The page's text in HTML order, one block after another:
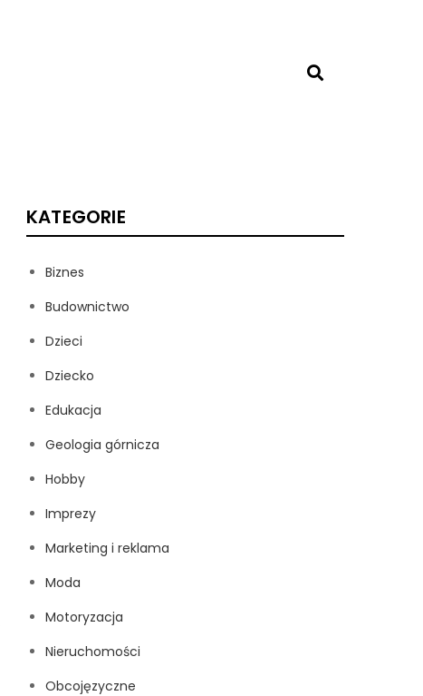
KATEGORIE
Biznes
Budownictwo
Dzieci
Dziecko
Edukacja
Geologia górnicza
Hobby
Imprezy
Marketing i reklama
Moda
Motoryzacja
Nieruchomości
Obcojęzyczne